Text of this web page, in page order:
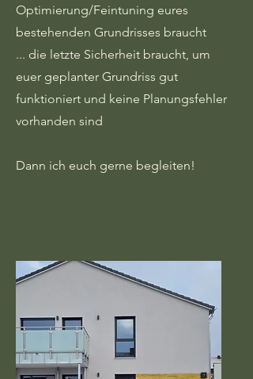
Optimierung/Feintuning eures
bestehenden Grundrisses braucht
... die letzte Sicherheit braucht, um
euer geplanter Grundriss gut
funktioniert und keine Planungsfehler
vorhanden sind
Dann ich euch gerne begleiten!